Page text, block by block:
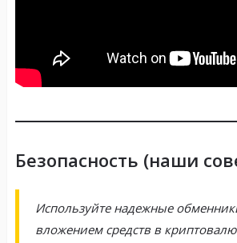
Безопасность (наши
Используйте надежные
вложением средств в